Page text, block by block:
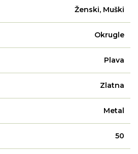
Ženski, Muški
Okrugle
Plava
Zlatna
Metal
50